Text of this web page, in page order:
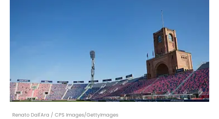
Renato Dall'Ara / CPS Images/GettyImages